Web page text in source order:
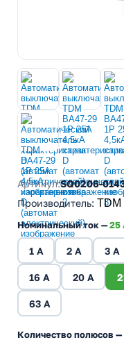
Артикул:SQ0206-
Производитель: TDM
Номинальный ток —25
1 A 2 A 3 A
16 A 20 A
63 A
Количество полюсов —